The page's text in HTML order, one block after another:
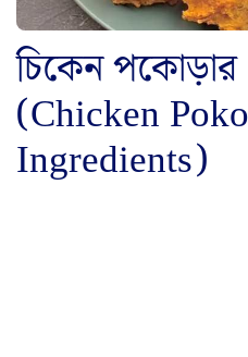
চিকেন
(Chicken
Ingredients)